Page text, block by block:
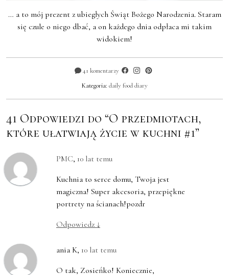
… a to mój prezent z ubiegłych Świąt Bożego Narodzenia. Staram
się czule o niego dbać, a on każdego dnia odpłaca mi takim
widokiem!
41 komentarzy
Kategoria: daily food diary
41 Odpowiedzi do “O przedmiotach,
które ułatwiają życie w kuchni #1”
PMC, 10 lat temu
Kuchnia to serce domu, Twoja jest
magiczna! Super akcesoria, przepiękne
portrety na ścianach!pozdr
Odpowiedz ↓
ania K, 10 lat temu
O tak, Zosieńko! Koniecznie,